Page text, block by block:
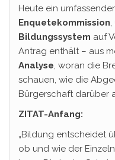
Heute ein
Enquetekommission
Bildungssystem auf
Antrag enthält – aus
Analyse, woran die
schauen, wie die
Bürgerschaft darüber
ZITAT-Anfang:
„Bildung entscheidet
ob und wie der